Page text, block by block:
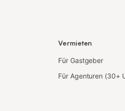
Vermieten
Für Gastgeber
Für Agenturen (30+